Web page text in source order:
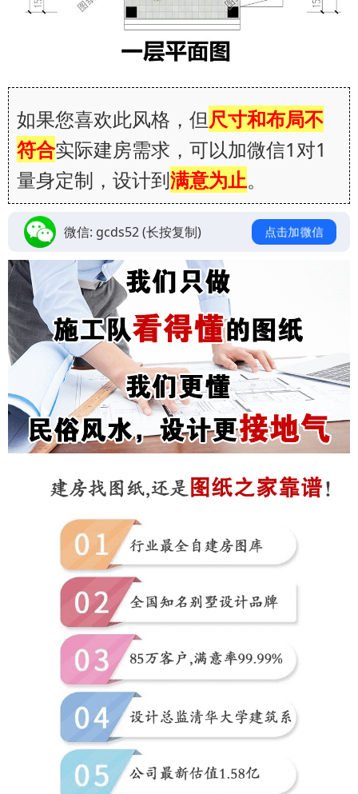
如果您喜欢此风格，但尺寸和布局不
符合实际建房需求，可以加微信1对1
量身定制，设计到满意为止。
微信: gcds52(长按复制) 点击加微信